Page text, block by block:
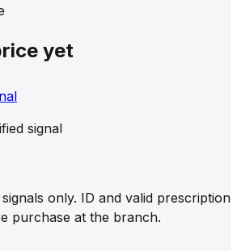
yet
signal
only. ID and valid prescription
purchase at the branch.